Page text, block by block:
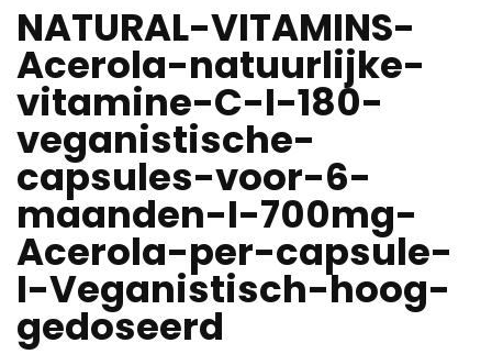
NATURAL-VITAMINS-
Acerola-natuurlijke-
vitamine-C-I-180-
veganistische-
capsules-voor-6-
maanden-I-700mg-
Acerola-per-capsule-
I-Veganistisch-hoog-
gedoseerd